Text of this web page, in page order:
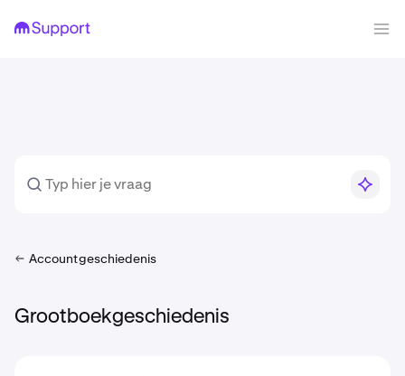
Accountgeschiedenis
Grootboekgeschiedenis